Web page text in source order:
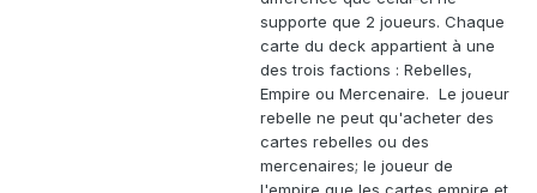
supporte que 2 joueurs. Chaque
carte du deck appartient à une
des trois factions : Rebelles,
Empire ou Mercenaire. Le joueur
rebelle ne peut qu'acheter des
cartes rebelles ou des
mercenaires; le joueur de